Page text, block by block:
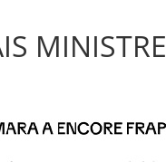
MINISTRE